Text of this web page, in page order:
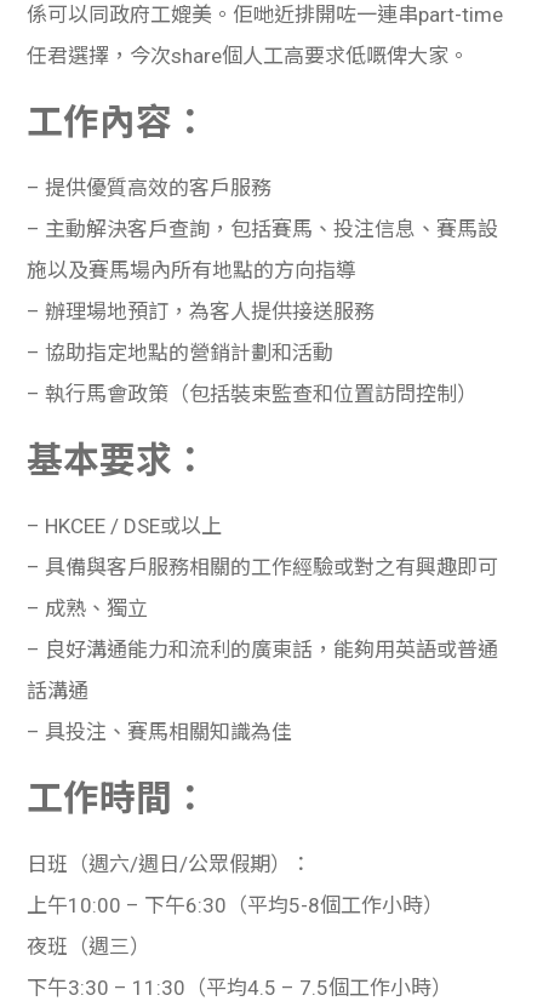
機
貸款
貸款
機
de
理財
de
101
係可以同政府工媲美。佢哋近排開咗一連串part-time
任君選擇，今次share個人工高要求低嘅俾大家。
工作內容：
– 提供優質高效的客戶服務
– 主動解決客戶查詢，包括賽馬、投注信息、賽馬設
施以及賽馬場內所有地點的方向指導
– 辦理場地預訂，為客人提供接送服務
– 協助指定地點的營銷計劃和活動
– 執行馬會政策（包括裝束監查和位置訪問控制）
基本要求：
– HKCEE / DSE或以上
– 具備與客戶服務相關的工作經驗或對之有興趣即可
– 成熟、獨立
– 良好溝通能力和流利的廣東話，能夠用英語或普通
話溝通
– 具投注、賽馬相關知識為佳
工作時間：
日班（週六/週日/公眾假期）：
上午10:00 – 下午6:30（平均5-8個工作小時）
夜班（週三）
下午3:30 – 11:30（平均4.5 – 7.5個工作小時）